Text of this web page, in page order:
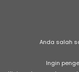
Anda salah
Ingin